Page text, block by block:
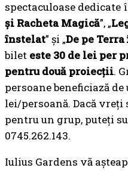
spectaculoase
și Racheta Magică”, „
înstelat” și „De pe
bilet este 30 de lei per
pentru două proiecții.
persoane beneficiază
lei/persoană. Dacă
pentru un grup, puteți
0745.262.143.
Iulius Gardens vă